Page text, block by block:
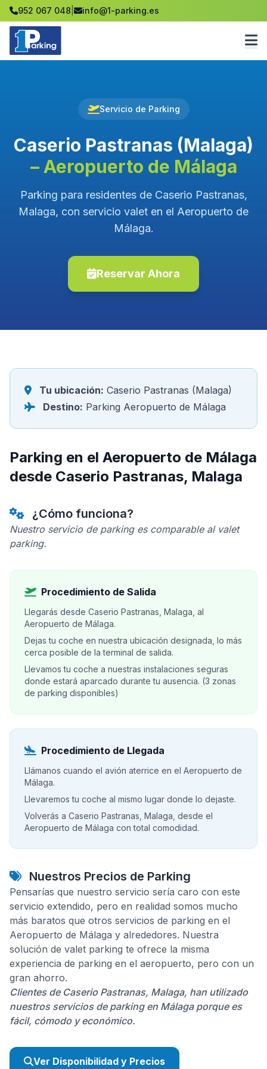
952 067 048 info@1-parking.es
Servicio de Parking
Caserio Pastranas (Malaga)
– Aeropuerto de Málaga
Parking para residentes de Caserio Pastranas,
Malaga, con servicio valet en el Aeropuerto de
Málaga.
Reservar Ahora
Tu ubicación: Caserio Pastranas (Malaga)
Destino: Parking Aeropuerto de Málaga
Parking en el Aeropuerto de Málaga
desde Caserio Pastranas, Malaga
¿Cómo funciona?
Nuestro servicio de parking es comparable al valet
parking.
Procedimiento de Salida
Llegarás desde Caserio Pastranas, Malaga, al
Aeropuerto de Málaga.
Dejas tu coche en nuestra ubicación designada, lo más
cerca posible de la terminal de salida.
Llevamos tu coche a nuestras instalaciones seguras
donde estará aparcado durante tu ausencia. (3 zonas
de parking disponibles)
Procedimiento de Llegada
Llámanos cuando el avión aterrice en el Aeropuerto de
Málaga.
Llevaremos tu coche al mismo lugar donde lo dejaste.
Volverás a Caserio Pastranas, Malaga, desde el
Aeropuerto de Málaga con total comodidad.
Nuestros Precios de Parking
Pensarías que nuestro servicio sería caro con este
servicio extendido, pero en realidad somos mucho
más baratos que otros servicios de parking en el
Aeropuerto de Málaga y alrededores. Nuestra
solución de valet parking te ofrece la misma
experiencia de parking en el aeropuerto, pero con un
gran ahorro.
Clientes de Caserio Pastranas, Malaga, han utilizado
nuestros servicios de parking en Málaga porque es
fácil, cómodo y económico.
Ver Disponibilidad y Precios